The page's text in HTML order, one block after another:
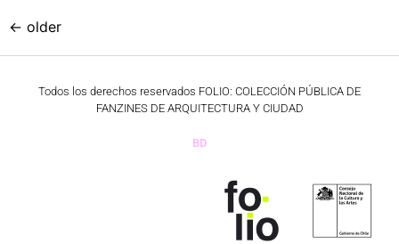
← older
Todos los derechos reservados FOLIO: COLECCIÓN PÚBLICA DE
FANZINES DE ARQUITECTURA Y CIUDAD
BD